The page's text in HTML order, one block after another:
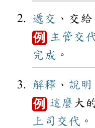
遞交 、交給
例 主管 交
完成 。
解釋 、 說明
例 這麼 大
上司 交代 。